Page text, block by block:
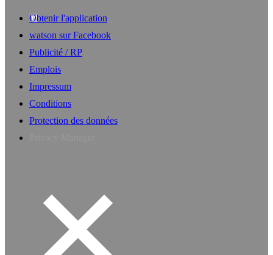
Obtenir l'application
watson sur Facebook
Publicité / RP
Emplois
Impressum
Conditions
Protection des données